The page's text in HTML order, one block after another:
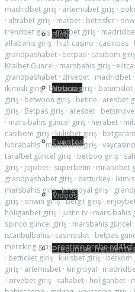
Blog
Noticias
Eventos
Videos
Preguntas frecuentes
madridbet giriş · artemisbet giriş ·
· ultrabet giriş · matbet · betosfer ·
trendbet giriş ·matbet giriş ·
alfabahis giriş · hızlı casino · casinoas ·
grandpashabet · betpas · casibom giriş
Kralbet Guncel · marsbahis giriş ·
grandpashabet · zirvebet · madridbet ·
ikimisli giriş· betnano giriş · batumslot
giriş · betwoon giriş · betine · aresbet
giriş · Betpas giriş · aresbet ·
· mars-bahis güncel giriş · herabet ·
casibom giriş · kulisbet giriş ·
Norabahis·marsbahis giriş · vaycasino
tarafbet güncel giriş · betboo giriş ·
giriş · jojobet · superbetin · milanobet
grandpashabet giriş · betturkey ·
marsbahis giriş·kingroyal giriş ·
giriş · onwin giriş·betgit giriş ·
holiganbet giriş · justin tv · mars-bahis
spinco güncel giriş · marsbahis güncel ·
istanbulbahis · casinoslot · betpas
meritking giriş·rootseo probe ed41cf
· betticket giriş · kulisbet giriş · betkom
giriş · artemisbet · kingroyal ·
· zirvebet giriş · sahabet · holiganbet ·